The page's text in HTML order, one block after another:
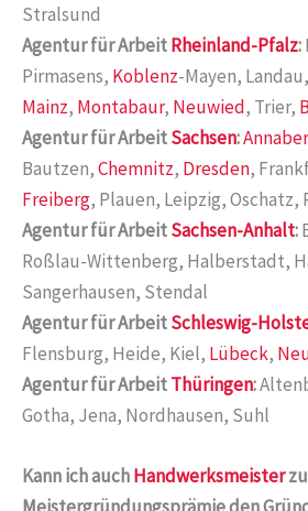
Stralsund
Agentur für ArbeitRheinland-Pfalz:
Pirmasens, Koblenz-Mayen,
Mainz, Montabaur, Neuwied, Trier,
Agentur für ArbeitSachsen:
Bautzen,Chemnitz, Dresden,
Freiberg, Plauen, Leipzig, Oschatz,
Agentur für ArbeitSachsen-Anhalt:
Roßlau-Wittenberg, Halberstadt,
Sangerhausen, Stendal
Agentur für ArbeitSchleswig-
Flensburg, Heide, Kiel, Lübeck,
Agentur für ArbeitThüringen:
Gotha, Jena, Nordhausen, Suhl
Kann ich auchHandwerksmeister